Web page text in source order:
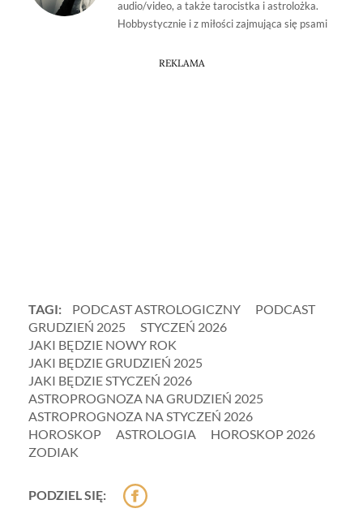
audio/video, a także tarocistka i astrolożka.
Hobbystycznie i z miłości zajmująca się psami
REKLAMA
TAGI: PODCAST ASTROLOGICZNY
PODCAST
GRUDZIEŃ 2025
STYCZEŃ 2026
JAKI BĘDZIE NOWY ROK
JAKI BĘDZIE GRUDZIEŃ 2025
JAKI BĘDZIE STYCZEŃ 2026
ASTROPROGNOZA NA GRUDZIEŃ 2025
ASTROPROGNOZA NA STYCZEŃ 2026
HOROSKOP
ASTROLOGIA
HOROSKOP 2026
ZODIAK
PODZIEL SIĘ: